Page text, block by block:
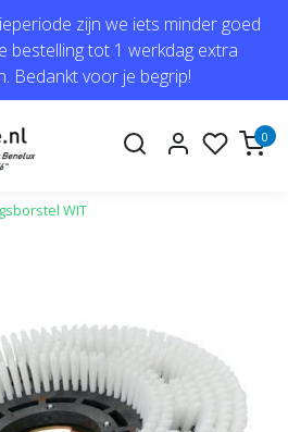
zijn we iets minder goed
bestelling tot 1 werkdag extra
Bedankt voor je begrip!
0
WIT